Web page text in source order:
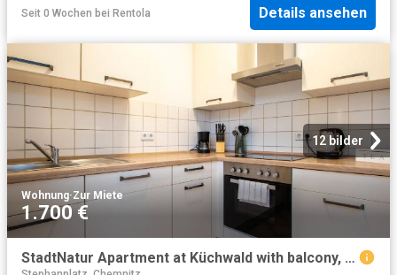
Seit 0 Wochen bei Rentola Details ansehen
12 bilder
Wohnung·Zur Miete
1.700 €
StadtNatur Apartment at Küchwald with balcony, streaming TV, bathtub, workplace, Chemnitz Amsterdam Apartments for Rent